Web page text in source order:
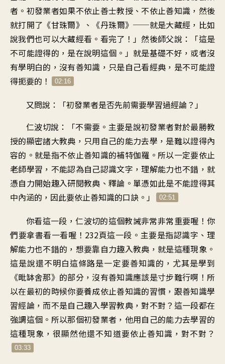
者 。 初發業者如果不依止善士教授 、 不依止善知識 ， 然後
就打開了《甘珠爾》、《丹珠爾》──就是大藏經 ， 比如
說我們也可以大藏經看 。 看完了 ！」然後師父說 ：「這是
不可能證得的 ， 是在說明這個 。」就是基礎不好 ， 或者沒
有學明白的 ，沒有善知識 ， 只是自己看經典 ， 是不可能證
得扼要的 ！ 02:16
又問說 ：「初發業者是否先前需要學習過經論？」
仁波切說：「不需要 。 主要是說初發業者對於最勝教
授的顯密諸大教典 ， 只用自己的能力去學 ， 是難以證得內
容的 。就是指不依止善知識的補特伽羅 。所以一定要依止
老師學習 ， 不能認為自己認識文字 ，理解能力也不錯 ，就
憑自力開始趣入研閱教典、釋論 。 單憑如此是不能證得其
中內涵的 ， 因此要依止善知識的口訣 。」 02:51
你看這一段 ，仁波切的這個教誡非常非常重要喔 ！你
們要拿書看一看喔 ！ 232頁這一段 。 主要是指認識字 、理
解能力也不錯的 ， 想要靠自力趣入教典 ，就是這種現象 。
這是說還不明白這條路是一定要善知識的 ， 尤其是學到
《毗缽舍那》的部分 ，沒有善知識應該是寸步難行啊 ！所
以在最初的時候你要養成依止善知識的習慣 ， 跟善知識學
習經論 ，而不是自己趣入學習教典 ，對不對 ？ 這一段都在
強調這個 。 所以那個初發業者 ， 他用自己的能力去學習的
這種現象 ，很顯然他還不知道要依止善知識 ， 對不對 ？
03:33